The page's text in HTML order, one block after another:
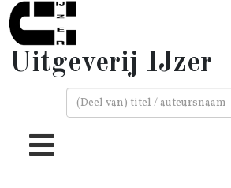
Uitgeverij IJzer